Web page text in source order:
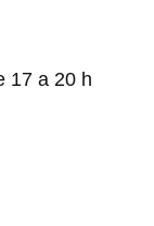
17 a 20 h